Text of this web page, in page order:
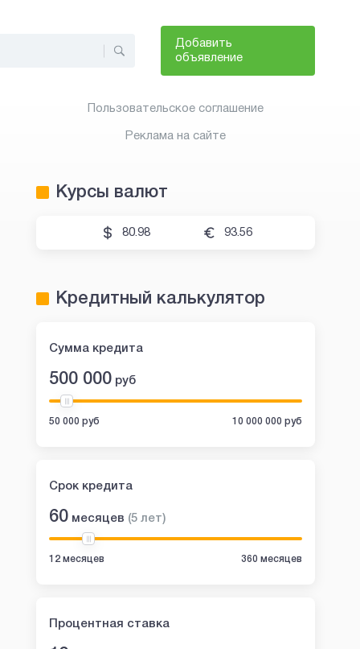
Добавить
объявление
Пользовательское соглашение
Реклама на сайте
Курсы валют
80.98 93.56
Кредитный калькулятор
Сумма кредита
500 000 руб
50 000 руб 10 000 000 руб
Срок кредита
60 месяцев (5 лет)
12 месяцев 360 месяцев
Процентная ставка